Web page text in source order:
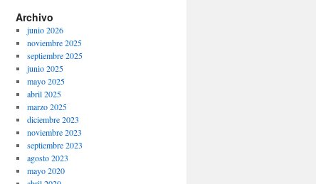
Archivo
junio 2026
noviembre 2025
septiembre 2025
junio 2025
mayo 2025
abril 2025
marzo 2025
diciembre 2023
noviembre 2023
septiembre 2023
agosto 2023
mayo 2020